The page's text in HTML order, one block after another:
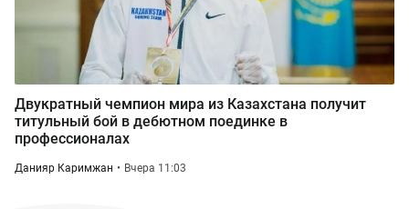
Двукратный чемпион мира из Казахстана получит
титульный бой в дебютном поединке в
профессионалах
Данияр Каримжан Вчера 11:03